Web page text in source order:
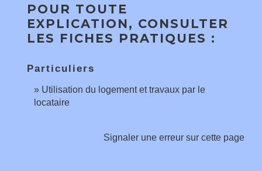
POUR TOUTE
EXPLICATION, CONSULTER
LES FICHES PRATIQUES :
Particuliers
Utilisation du logement et travaux par le
locataire
Signaler une erreur sur cette page